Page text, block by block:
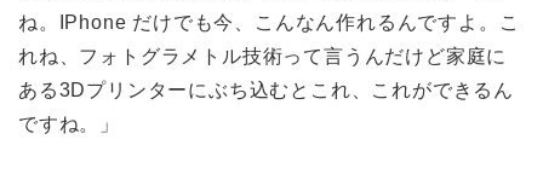
ね。IPhone だけでも今、こんなん作れるんですよ。こ
れね、フォトグラメトル技術って言うんだけど家庭に
ある3Dプリンターにぶち込むとこれ、これができるん
ですね。」